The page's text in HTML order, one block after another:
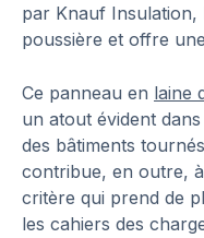
par Knauf Insulation,
poussière et offre
Ce panneau en laine
un atout évident
des bâtiments
contribue, en outre,
critère qui prend de
les cahiers des